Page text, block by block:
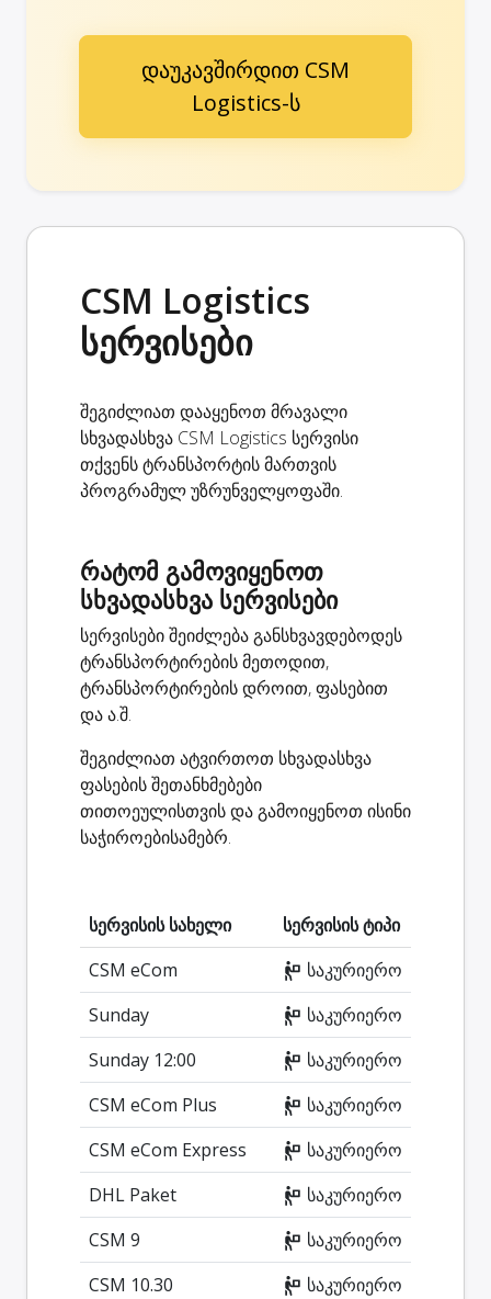
დაუკავშირდით CSM
Logistics-ს
CSM Logistics
სერვისები
შეგიძლიათ დააყენოთ მრავალი
სხვადასხვა CSM Logistics სერვისი
თქვენს ტრანსპორტის მართვის
პროგრამულ უზრუნველყოფაში.
რატომ გამოვიყენოთ
სხვადასხვა სერვისები
სერვისები შეიძლება განსხვავდებოდეს
ტრანსპორტირების მეთოდით,
ტრანსპორტირების დროით, ფასებით
და ა.შ.
შეგიძლიათ ატვირთოთ სხვადასხვა
ფასების შეთანხმებები
თითოეულისთვის და გამოიყენოთ ისინი
საჭიროებისამებრ.
სერვისის სახელი
სერვისის ტიპი
CSM eCom
საკურიერო
Sunday
საკურიერო
Sunday 12:00
საკურიერო
CSM eCom Plus
საკურიერო
CSM eCom Express
საკურიერო
DHL Paket
საკურიერო
CSM 9
საკურიერო
CSM 10.30
საკურიერო